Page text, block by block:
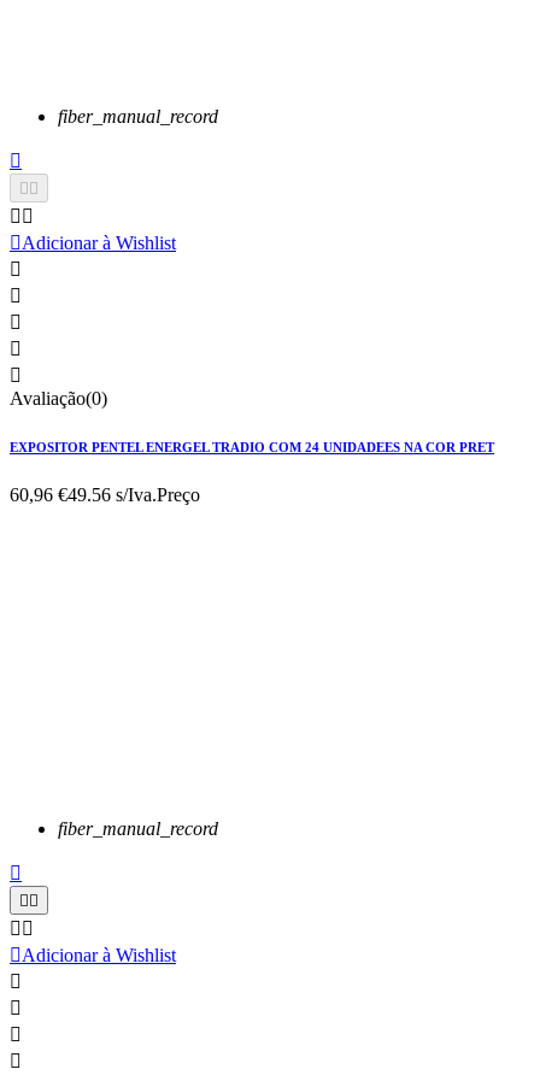
fiber_manual_record

 
 
Adicionar à Wishlist





Avaliação(0)
EXPOSITOR PENTEL ENERGEL TRADIO COM 24 UNIDADEES NA COR PRET
60,96 €49.56 s/Iva.Preço
fiber_manual_record

 
 
Adicionar à Wishlist



